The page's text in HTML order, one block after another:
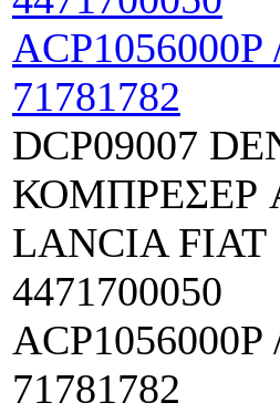
DCP09007
ΚΟΜΠΡΕΣΕΡ
LANCIA FIAT
4471700050
ACP1056000P
71781782